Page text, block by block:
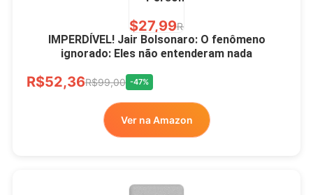
R$27,99R$49,00
IMPERDÍVEL! Jair Bolsonaro: O fenômeno
ignorado: Eles não entenderam nada
R$52,36R$99,00 -47%
Ver na Amazon